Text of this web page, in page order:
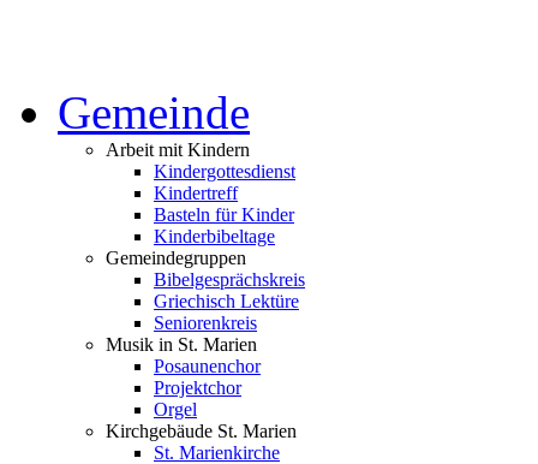
Gemeinde
Arbeit mit Kindern
Kindergottesdienst
Kindertreff
Basteln für Kinder
Kinderbibeltage
Gemeindegruppen
Bibelgesprächskreis
Griechisch Lektüre
Seniorenkreis
Musik in St. Marien
Posaunenchor
Projektchor
Orgel
Kirchgebäude St. Marien
St. Marienkirche